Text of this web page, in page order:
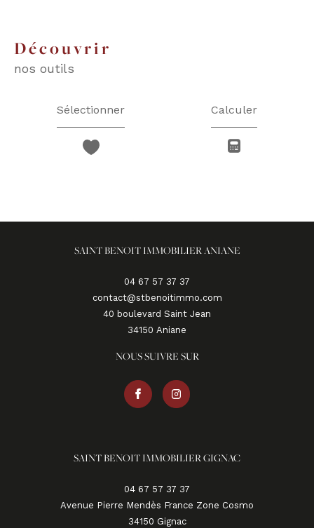
découvrir
nos outils
Sélectionner Calculer
SAINT BENOIT IMMOBILIER ANIANE
04 67 57 37 37
contact@stbenoitimmo.com
40 boulevard Saint Jean
34150
aniane
NOUS SUIVRE SUR
SAINT BENOIT IMMOBILIER GIGNAC
04 67 57 37 37
Avenue Pierre Mendès France Zone Cosmo
34150
gignac